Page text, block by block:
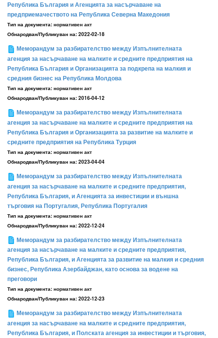
Република България и Агенцията за насърчаване на
предприемачеството на Република Северна Македония
Тип на документа: нормативен акт
Обнародван/Публикуван на: 2022-02-18
Меморандум за разбирателство между Изпълнителната
агенция за насърчаване на малките и средните предприятия на
Република България и Организацията за подкрепа на малкия и
средния бизнес на Република Молдова
Тип на документа: нормативен акт
Обнародван/Публикуван на: 2016-04-12
Меморандум за разбирателство между Изпълнителната
агенция за насърчаване на малките и средните предприятия на
Република България и Организацията за развитие на малките и
средните предприятия на Република Турция
Тип на документа: нормативен акт
Обнародван/Публикуван на: 2023-04-04
Меморандум за разбирателство между Изпълнителната
агенция за насърчаване на малките и средните предприятия,
Република България, и Агенцията за инвестиции и външна
търговия на Португалия, Република Португалия
Тип на документа: нормативен акт
Обнародван/Публикуван на: 2022-12-24
Меморандум за разбирателство между Изпълнителната
агенция за насърчаване на малките и средните предприятия,
Република България, и Агенцията за развитие на малкия и средния
бизнес, Република Азербайджан, като основа за водене на
преговори
Тип на документа: нормативен акт
Обнародван/Публикуван на: 2022-12-23
Меморандум за разбирателство между Изпълнителната
агенция за насърчаване на малките и средните предприятия,
Република България, и Полската агенция за инвестиции и търговия,